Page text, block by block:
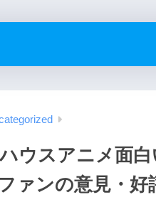
ウスアニメ面
ァンの意見・好